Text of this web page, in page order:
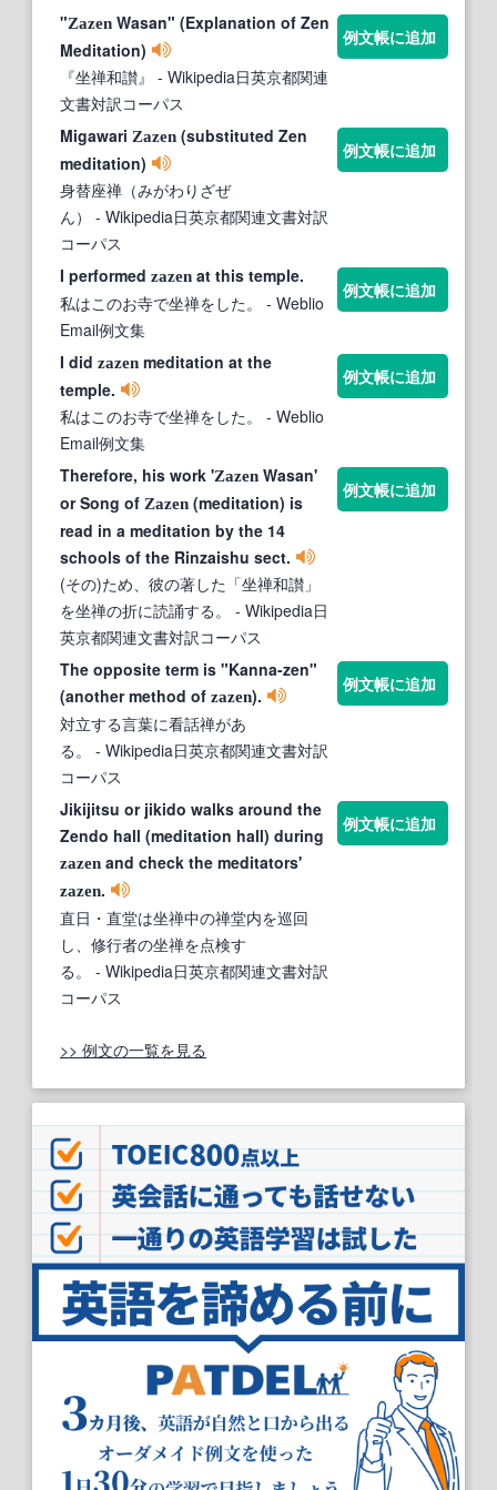
"Zazen Wasan" (Explanation of Zen
Meditation)
『坐禅和讃』 - Wikipedia日英京都関連
文書対訳コーパス
例文帳に追加
Migawari Zazen (substituted Zen
meditation)
身替座禅（みがわりざぜ
ん）
- Wikipedia日英京都関連文書対訳
コーパス
例文帳に追加
I performed zazen at this temple.
私はこのお寺で坐禅をした。
- Weblio
Email例文集
例文帳に追加
I did zazen meditation at the
temple.
私はこのお寺で坐禅をした。
- Weblio
Email例文集
例文帳に追加
Therefore, his work 'Zazen Wasan'
or Song of Zazen (meditation) is
read in a meditation by the 14
schools of the Rinzaishu sect.
(その)ため、彼の著した「坐禅和讃」
を坐禅の折に読誦する。
- Wikipedia日
英京都関連文書対訳コーパス
例文帳に追加
The opposite term is "Kanna-zen"
(another method of zazen).
対立する言葉に看話禅があ
る。
- Wikipedia日英京都関連文書対訳
コーパス
例文帳に追加
Jikijitsu or jikido walks around the
Zendo hall (meditation hall) during
zazen and check the meditators'
zazen.
直日・直堂は坐禅中の禅堂内を巡回
し、修行者の坐禅を点検す
る。
- Wikipedia日英京都関連文書対訳
コーパス
例文帳に追加
>> 例文の一覧を見る